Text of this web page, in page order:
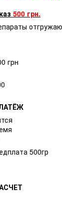
500 грн.
грн
500гр